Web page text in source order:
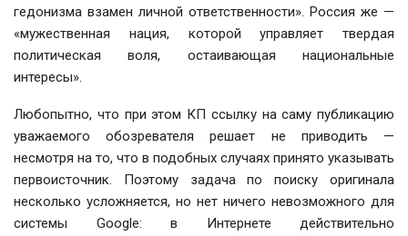
гедонизма взамен личной ответственности». Россия же —
«мужественная нация, которой управляет твердая
политическая воля, остаивающая национальные
интересы».
Любопытно, что при этом КП ссылку на саму публикацию
уважаемого обозревателя решает не приводить —
несмотря на то, что в подобных случаях принято указывать
первоисточник. Поэтому задача по поиску оригинала
несколько усложняется, но нет ничего невозможного для
системы Google: в Интернете действительно